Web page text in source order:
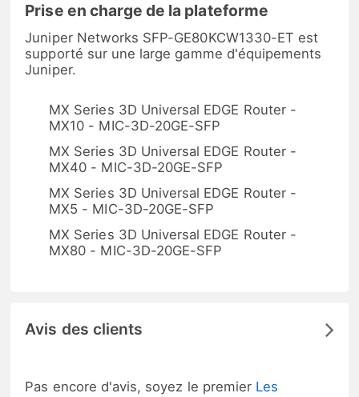
Prise en charge de la plateforme
Juniper Networks SFP-GE80KCW1330-ET est
supporté sur une large gamme d'équipements
Juniper.
MX Series 3D Universal EDGE Router -
MX10 - MIC-3D-20GE-SFP
MX Series 3D Universal EDGE Router -
MX40 - MIC-3D-20GE-SFP
MX Series 3D Universal EDGE Router -
MX5 - MIC-3D-20GE-SFP
MX Series 3D Universal EDGE Router -
MX80 - MIC-3D-20GE-SFP
Avis des clients
Pas encore d'avis, soyez le premier Les